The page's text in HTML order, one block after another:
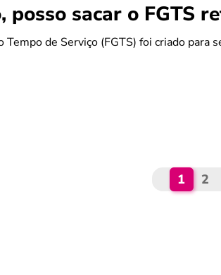
posso sacar o FGTS
Tempo de Serviço (FGTS) foi criado
1 2